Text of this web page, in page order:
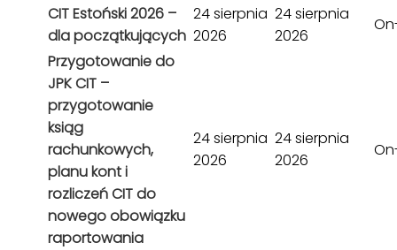
CIT Estoński 2026 –
dla początkujących
24 sierpnia
2026
24 sierpnia
2026
Przygotowanie do
JPK CIT –
przygotowanie
ksiąg
rachunkowych,
planu kont i
rozliczeń CIT do
nowego obowiązku
raportowania
24 sierpnia
2026
24 sierpnia
2026